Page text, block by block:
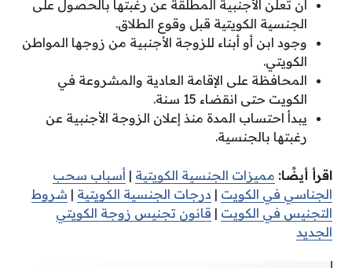
أن تعلن الأجنبية المطلقة عن رغبتها بالحصول على
الجنسية الكويتية قبل وقوع الطلاق.
وجود ابن أو أبناء للزوجة الأجنبية من زوجها المواطن
الكويتي.
المحافظة على الإقامة العادية والمشروعة في
الكويت حتى انقضاء 15 سنة.
يبدأ احتساب المدة منذ إعلان الزوجة الأجنبية عن
رغبتها بالجنسية.
اقرأ أيضًا: مميزات الجنسية الكويتية | أسباب سحب
الجناسي في الكويت | درجات الجنسية الكويتية | شروط
التجنيس في الكويت | قانون تجنيس زوجة الكويتي
الجديد